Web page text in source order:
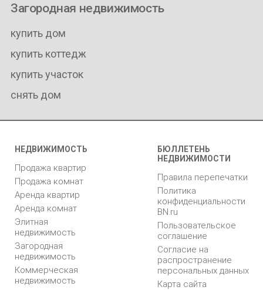
Загородная недвижимость
купить дом
купить коттедж
купить участок
снять дом
НЕДВИЖИМОСТЬ
Продажа квартир
Продажа комнат
Аренда квартир
Аренда комнат
Элитная
недвижимость
Загородная
недвижимость
Коммерческая
недвижимость
БЮЛЛЕТЕНЬ
НЕДВИЖИМОСТИ
Правила перепечатки
Политика
конфиденциальности
BN.ru
Пользовательское
соглашение
Согласие на
распространение
персональных данных
Карта сайта